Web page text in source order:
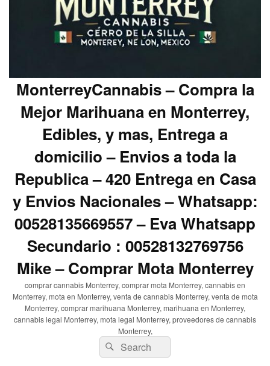
MonterreyCannabis – Compra la
Mejor Marihuana en Monterrey,
Edibles, y mas, Entrega a
domicilio – Envios a toda la
Republica – 420 Entrega en Casa
y Envios Nacionales – Whatsapp:
00528135669557 – Eva Whatsapp
Secundario : 00528132769756
Mike – Comprar Mota Monterrey
comprar cannabis Monterrey, comprar mota Monterrey, cannabis en
Monterrey, mota en Monterrey, venta de cannabis Monterrey, venta de mota
Monterrey, comprar marihuana Monterrey, marihuana en Monterrey,
cannabis legal Monterrey, mota legal Monterrey, proveedores de cannabis
Monterrey,
Search
for:
Search